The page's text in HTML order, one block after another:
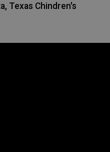
Texas Chindren's